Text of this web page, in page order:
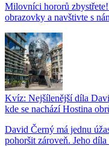
Milovníci hororů
obrazovky a navštivte s
Kvíz: Nejšílenější díla
kde se nachází Hostina
David Černý má jednu
pohoršit zároveň. Jeho